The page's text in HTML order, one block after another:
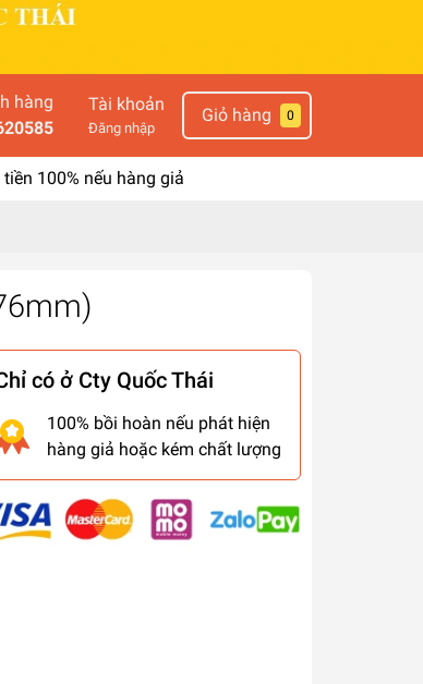
hàng
Tài khoản
Đăng nhập
Giỏ hàng 0
tiền 100% nếu hàng giả
có ở Cty Quốc Thái
100% bồi hoàn nếu phát hiện
hàng giả hoặc kém chất lượng